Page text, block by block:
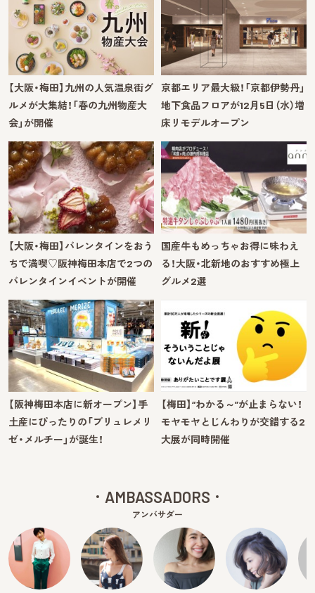
【大阪・梅田】九州の人気温泉街グ
ルメが大集結！「春の九州物産大
会」が開催
京都エリア最大級！「京都伊勢丹」
地下食品フロアが12月5日（水）増
床リモデルオープン
【大阪・梅田】バレンタインをおう
ちで満喫♡阪神梅田本店で2つの
バレンタインイベントが開催
国産牛もめっちゃお得に味わえ
る！大阪・北新地のおすすめ極上
グルメ2選
【阪神梅田本店に新オープン】手
土産にぴったりの「ブリュレメリ
ゼ・メルチー」が誕生！
【梅田】“わかる～”が止まらない！
モヤモヤとじんわりが交錯する2
大展が同時開催
AMBASSADORS
アンバサダー